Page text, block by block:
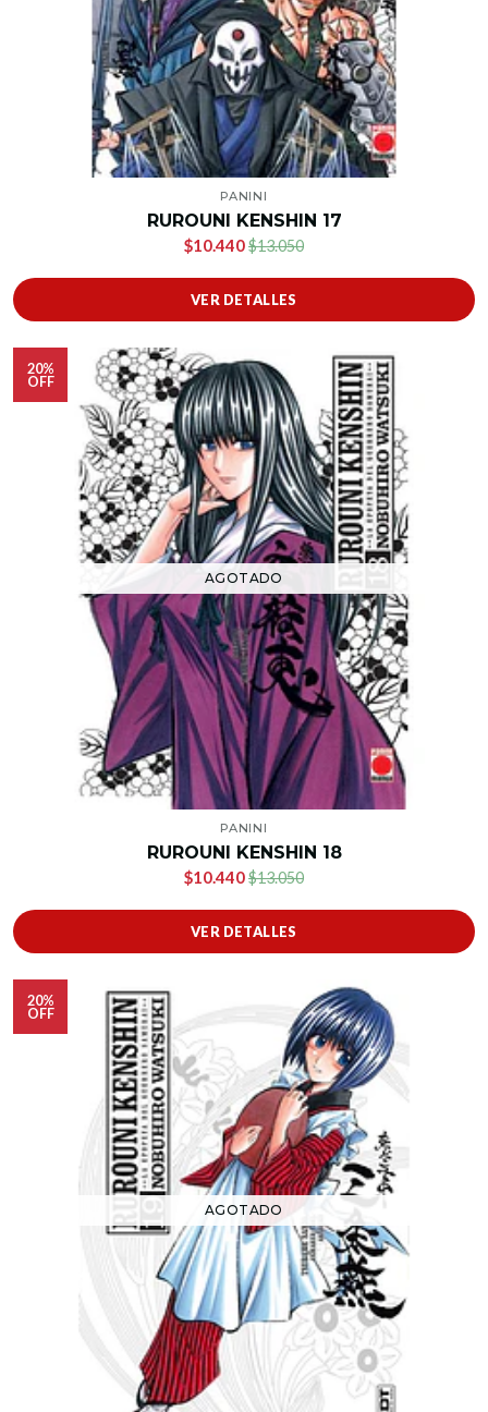
PANINI
RUROUNI KENSHIN 17
$10.440$13.050
VER DETALLES
20%
OFF
AGOTADO
PANINI
RUROUNI KENSHIN 18
$10.440$13.050
VER DETALLES
20%
OFF
AGOTADO